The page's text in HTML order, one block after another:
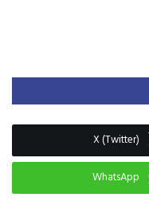
X (Twitter)
WhatsApp